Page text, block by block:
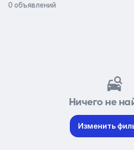
0 объявлений
Ничего не
Изменить